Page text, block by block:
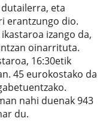
eta
erantzungo dio.
izango da,
oinarrituta.
16:30etik
45 eurokostako da
nahi duenak 943
du.